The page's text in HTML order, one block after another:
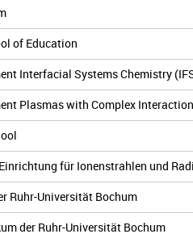
of Education
Interfacial Systems Chemistry
Plasmas with Complex
für Ionenstrahlen und
Ruhr-Universität Bochum
der Ruhr-Universität Bochum